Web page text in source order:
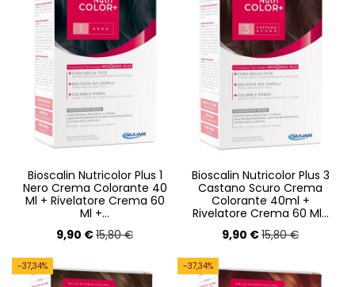
Bioscalin Nutricolor Plus 1
Nero Crema Colorante 40
Ml + Rivelatore Crema 60
Ml +...
9,90 €15,80 €
Bioscalin Nutricolor Plus 3
Castano Scuro Crema
Colorante 40ml +
Rivelatore Crema 60 Ml...
9,90 €15,80 €
-37,34% -37,34%